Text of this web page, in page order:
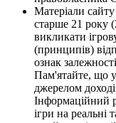
Матеріали
старше 21 року
викликати
(принципів)
ознак
Пам'ятайте, що
джерелом
Інформаційний
ігри на реальні